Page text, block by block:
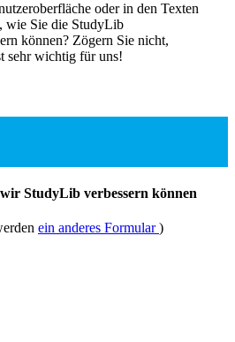
oder in den Texten
wie Sie die StudyLib
können? Zögern Sie nicht,
sehr wichtig für uns!
StudyLib verbessern können
ein anderes Formular)